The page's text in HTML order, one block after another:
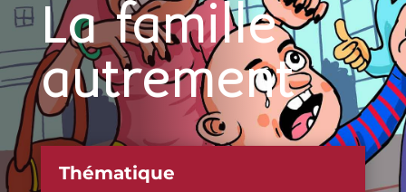
La famille
autrement
Thématique